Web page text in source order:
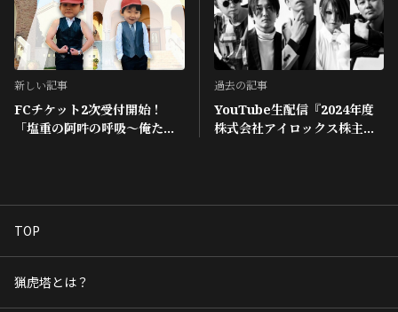
新しい記事
FCチケット2次受付開始！
「塩重の阿吽の呼吸〜俺たち
過去の記事
YouTube生配信『2024年度
株式会社アイロックス株主総
TOP
猟虎塔とは？